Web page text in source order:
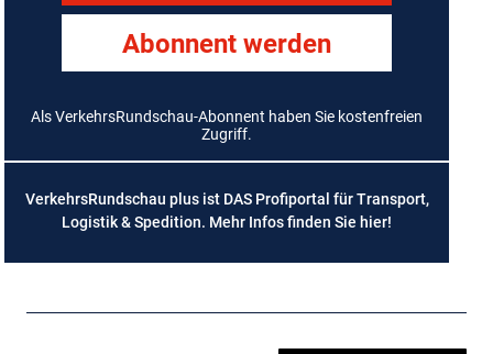
Abonnent werden
Als VerkehrsRundschau-Abonnent haben Sie kostenfreien
Zugriff.
VerkehrsRundschau plus ist DAS Profiportal für Transport,
Logistik & Spedition. Mehr Infos finden Sie hier!